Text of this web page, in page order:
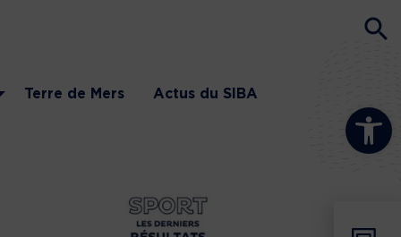
Ouvrir la
Terre de Mers Actus du SIBA